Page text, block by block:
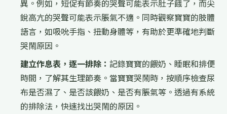
異。例如，短促有節奏的哭聲可能表示肚子餓了，而尖
銳高亢的哭聲可能表示脹氣不適。同時觀察寶寶的肢體
語言，如吸吮手指、扭動身體等，有助於更準確地判斷
哭鬧原因。
建立作息表，逐一排除： 記錄寶寶的餵奶、睡眠和排便
時間，了解其生理節奏。當寶寶哭鬧時，按順序檢查尿
布是否濕了、是否該餵奶、是否有脹氣等。透過有系統
的排除法，快速找出哭鬧的原因。